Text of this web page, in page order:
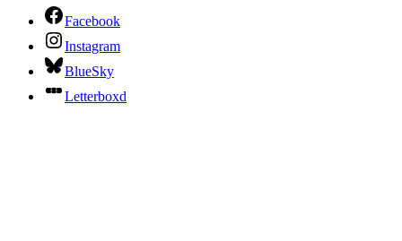
Facebook
Instagram
BlueSky
Letterboxd